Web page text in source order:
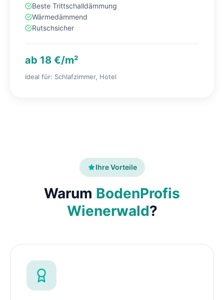
Beste Trittschalldämmung
Wärmedämmend
Rutschsicher
ab 18 €/m²
Ideal für: Schlafzimmer, Hotel
Ihre Vorteile
Warum BodenProfis
Wienerwald?